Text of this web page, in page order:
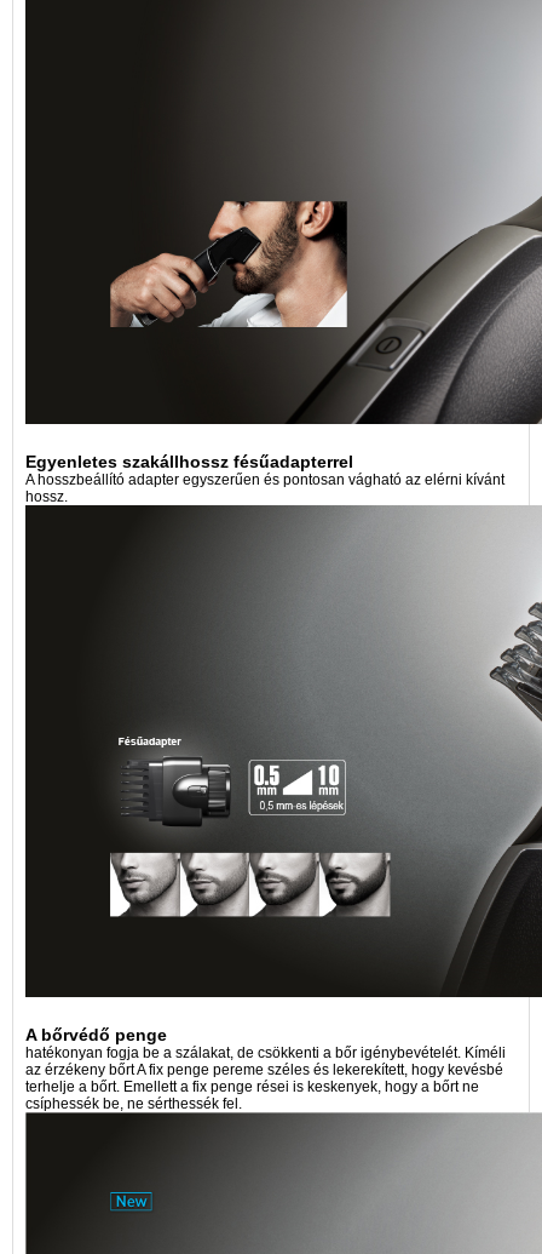
Egyenletes szakállhossz fésűadapterrel
A hosszbeállító adapter egyszerűen és pontosan vágható az elérni kívánt
hossz.
A bőrvédő penge
hatékonyan fogja be a szálakat, de csökkenti a bőr igénybevételét. Kíméli
az érzékeny bőrt A fix penge pereme széles és lekerekített, hogy kevésbé
terhelje a bőrt. Emellett a fix penge rései is keskenyek, hogy a bőrt ne
csíphessék be, ne sérthessék fel.